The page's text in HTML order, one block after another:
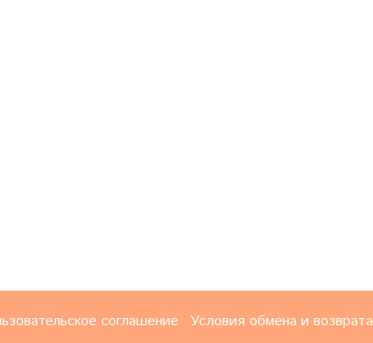
соглашение Условия обмена и возврата